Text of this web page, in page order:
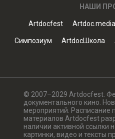
НАШИ
Artdocfest Artdoc.media
Симпозиум ArtdocШкола
© 2007–2029 Artdocfest.
документального кино.
мероприятий. Расписание
материалов Artdocfest
наличии активной ссылки
картинки, видео и тексты